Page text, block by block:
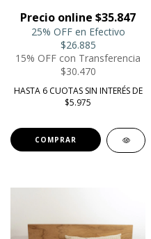
Precio online $35.847
25% OFF en Efectivo
$26.885
15% OFF con Transferencia
$30.470
HASTA 6 CUOTAS SIN INTERÉS DE
$5.975
COMPRAR